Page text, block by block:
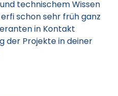
technischem Wissen
schon sehr früh ganz
in Kontakt
der Projekte in deiner